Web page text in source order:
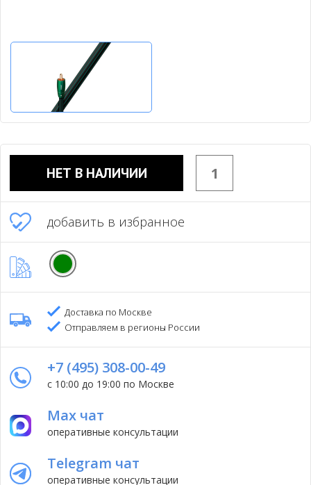
НЕТ В НАЛИЧИИ
добавить в избранное
Доставка по Москве
Отправляем в регионы России
+7 (495) 308-00-49
с 10:00 до 19:00 по Москве
Max чат
оперативные консультации
Telegram чат
оперативные консультации